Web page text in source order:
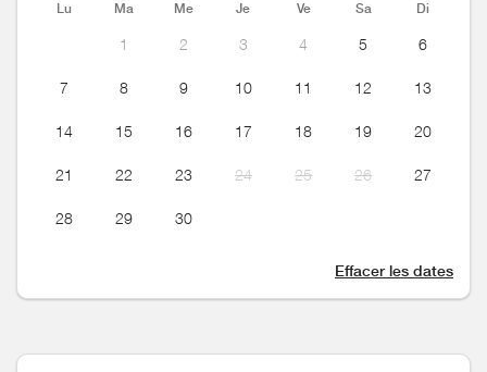
Lu Ma Me Je Ve Sa Di
1 2 3 4 5 6
7 8 9 10 11 12 13
14 15 16 17 18 19 20
21 22 23 24 25 26 27
28 29 30
Effacer les dates